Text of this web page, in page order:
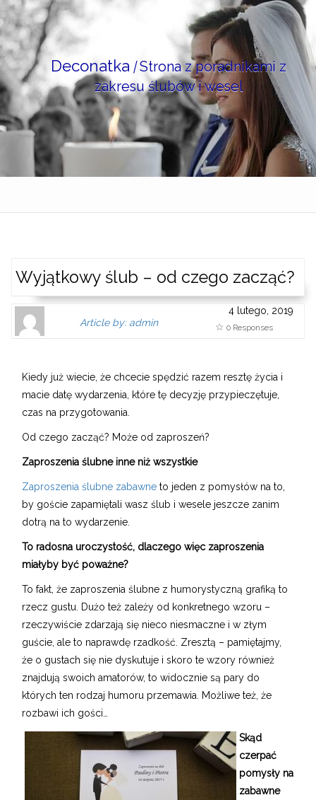
Skip
to
content
Deconatka |Strona z poradnikami z
zakresu ślubów i wesel
Wyjątkowy ślub – od czego zacząć?
Author
Gravatar
here.
Clickable
link
page.
Article by: admin
link
website
or
works.
4 lutego, 2019
0 Responses
Kiedy już wiecie, że chcecie spędzić razem resztę życia i
macie datę wydarzenia, które tę decyzję przypieczętuje,
czas na przygotowania.
Od czego zacząć? Może od zaproszeń?
Zaproszenia ślubne inne niż wszystkie
Zaproszenia ślubne zabawne to jeden z pomysłów na to,
by goście zapamiętali wasz ślub i wesele jeszcze zanim
dotrą na to wydarzenie.
To radosna uroczystość, dlaczego więc zaproszenia
miałyby być poważne?
To fakt, że zaproszenia ślubne z humorystyczną grafiką to
rzecz gustu. Dużo też zależy od konkretnego wzoru –
rzeczywiście zdarzają się nieco niesmaczne i w złym
guście, ale to naprawdę rzadkość. Zresztą – pamiętajmy,
że o gustach się nie dyskutuje i skoro te wzory również
znajdują swoich amatorów, to widocznie są pary do
których ten rodzaj humoru przemawia. Możliwe też, że
rozbawi ich gości…
Skąd
czerpać
pomysły na
zabawne